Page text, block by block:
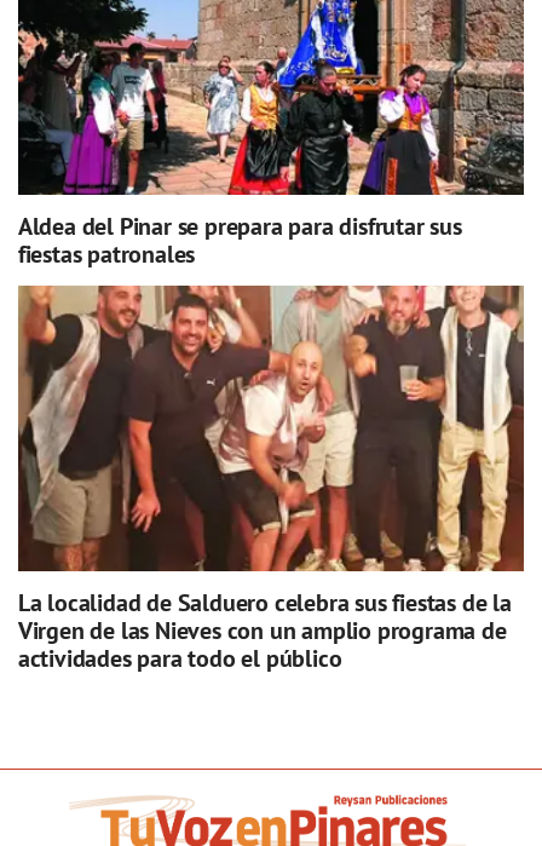
Aldea del Pinar se prepara para disfrutar sus
fiestas patronales
La localidad de Salduero celebra sus fiestas de la
Virgen de las Nieves con un amplio programa de
actividades para todo el público